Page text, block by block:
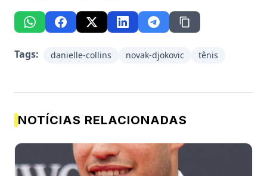
Tags: danielle-collins novak-djokovic tênis
NOTÍCIAS RELACIONADAS